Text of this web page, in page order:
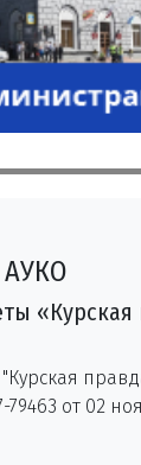
АУКО
от 02